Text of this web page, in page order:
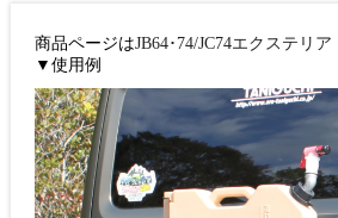
商品ページはJB64･74/JC74エクステリア
▼使用例